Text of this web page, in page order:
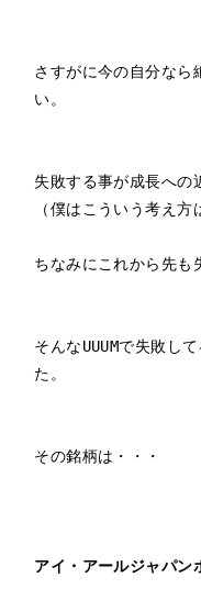
さすがに今の自分なら
い。
失敗する事が成長への
（僕はこういう考え方
ちなみにこれから先も
そんなUUUMで失敗し
た。
その銘柄は・・・